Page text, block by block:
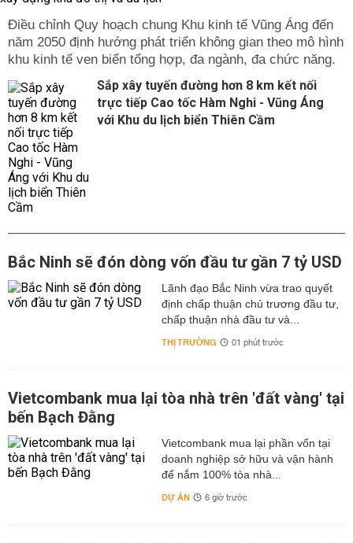
Điều chỉnh Quy hoạch chung Khu kinh tế Vũng Áng đến
năm 2050 định hướng phát triển không gian theo mô hình
khu kinh tế ven biển tổng hợp, đa ngành, đa chức năng.
Sắp xây tuyến đường hơn 8 km kết nối
trực tiếp Cao tốc Hàm Nghi - Vũng Áng
với Khu du lịch biển Thiên Cầm
Bắc Ninh sẽ đón dòng vốn đầu tư gần 7 tỷ USD
Lãnh đạo Bắc Ninh vừa trao quyết
định chấp thuận chủ trương đầu tư,
chấp thuận nhà đầu tư và...
THỊ TRƯỜNG 01 phút trước
Vietcombank mua lại tòa nhà trên 'đất vàng' tại
bến Bạch Đằng
Vietcombank mua lại phần vốn tại
doanh nghiệp sở hữu và vận hành
để nắm 100% tòa nhà...
DỰ ÁN 6 giờ trước